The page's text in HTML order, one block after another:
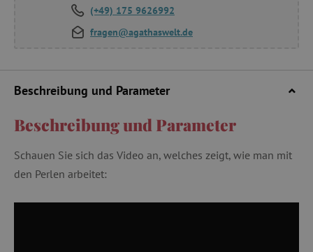
(+49) 175 9626992
fragen@agathaswelt.de
Beschreibung und Parameter
Beschreibung und Parameter
Schauen Sie sich das Video an, welches zeigt, wie man mit
den Perlen arbeitet: